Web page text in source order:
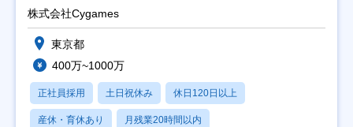
株式会社Cygames
東京都
400万~1000万
正社員採用 土日祝休み 休日120日以上
産休・育休あり 月残業20時間以内